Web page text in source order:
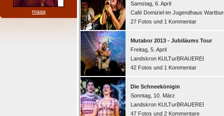
Samstag, 6. April
Café Domiziel im Jugendhaus
27 Fotos und 1 Kommentar
Mutabor 2013 - Jubiläums Tour
Freitag, 5. April
Landskron KULTurBRAUEREI
42 Fotos und 1 Kommentar
Die Schneekönigin
Sonntag, 10. März
Landskron KULTurBRAUEREI
47 Fotos und 2 Kommentare
maaa